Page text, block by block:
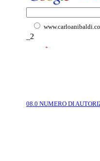
_2
.
08.0 NUMERO DI